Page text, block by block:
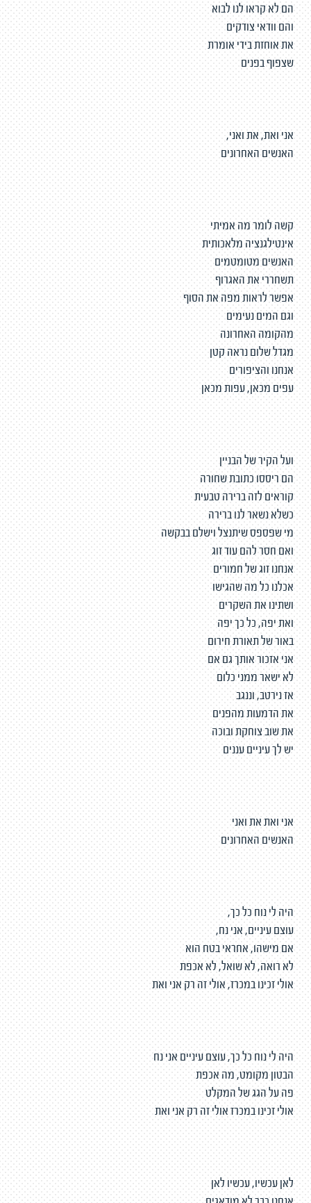
הם לא קראו לנו לבוא
והם וודאי צודקים
את אוחזת בידי אומרת
שצפוף בפנים
אני ואת, את ואני,
האנשים האחרונים
קשה לומר מה אמיתי
אינטילגנציה מלאכותית
האנשים מטומטמים
תשחררי את האגרוף
אפשר לראות מפה את הסוף
וגם המים נעימים
מהקומה האחרונה
מגדל שלום נראה קטן
אנחנו והציפורים
עפים מכאן, עפות מכאן
ועל הקיר של הבניין
הם ריססו כתובת שחורה
קוראים לזה ברירה טבעית
כשלא נשאר לנו ברירה
מי שפספס שיתנצל וישלם בבקשה
ואם חסר להם עוד זוג
אנחנו זוג של חמורים
אכלנו כל מה שהגישו
ושתינו את השקרים
ואת יפה, כל כך יפה
באור של תאורת חירום
אני אזכור אותך גם אם
לא ישאר ממני כלום
אז נירטב, וננגב
את הדמעות מהפנים
את שוב צוחקת ובוכה
יש לך עיניים עננים
אני ואת את ואני
האנשים האחרונים
היה לי נוח כל כך,
עוצם עיניים, אני נח,
אם מישהו, אחראי בטח הוא
לא רואה, לא שואל, לא אכפת
אולי זכינו במכרז, אולי זה רק אני ואת
היה לי נוח כל כך, עוצם עיניים אני נח
הבטון מקומט, מה אכפת
פה על הגג של המקלט
אולי זכינו במכרז אולי זה רק אני ואת
לאן עכשיו, עכשיו לאן